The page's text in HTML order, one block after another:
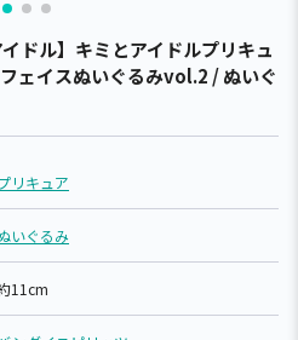
ドル】キミとアイドルプリキュ
ェイスぬいぐるみvol.2 / ぬいぐ
リキュア
いぐるみ
11cm